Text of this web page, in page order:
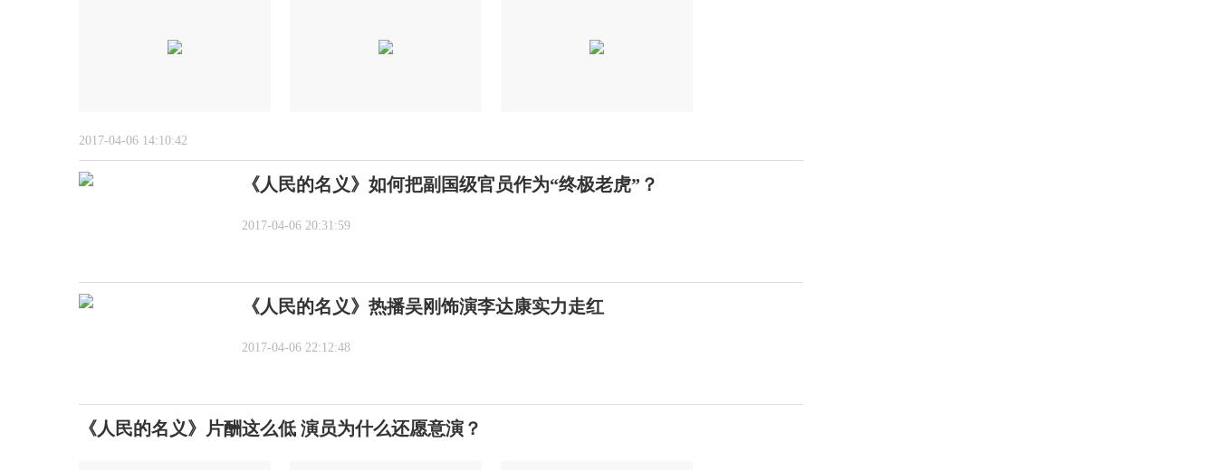
2017-04-06 14:10:42
《人民的名义》如何把副国级官员作为“终极老虎”？
2017-04-06 20:31:59
《人民的名义》热播吴刚饰演李达康实力走红
2017-04-06 22:12:48
《人民的名义》片酬这么低 演员为什么还愿意演？